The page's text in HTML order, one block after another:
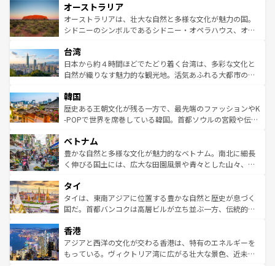
部のニューオーリンズでは、音楽と美食が融合した独特の
文化が魅力。旅行者はアメリカの各地域で異なる魅力を楽
しみながら、その多様性と豊かな歴史を感じることができ
ならではの贅沢な旅のスタイルだ。 なお、新着のアメリカ
情報はコンテンツ一覧を参照してほしい。
ワイ島は見逃せない。また、定番の観光地といえばオアフ
島だが、静かな自然を求めるならマウイ島やカウアイ島が
おすすめ。エメラルドグリーンに輝く海をはじめ、豊かな
れるおもてなしの心で訪れる人々を迎えてくれるハワイの
人々、おいしいローカルフードやハワイアンミュージッ
ク、伝統的なフラダンスなど、すべてがハワイの魅力を彩
ワイを、存分に味わってほしい。 なお、新着のハワイ情報
はコンテンツ一覧を参照してほしい。
オーストラリア
オーストラリアは、壮大な自然と多様な文化が魅力の国。
シドニーのシンボルであるシドニー・オペラハウス、オー
リアリーフや大陸中央部にそびえるウルル（エアーズロッ
ク）、タスマニアの美しい原生林やケアンズの熱帯雨林な
ど、見どころがたくさん。また、カフェやワイン、オージ
いる。アクティビティも充実しており、サーフィンやダイ
ビング、ハイキングなど、アウトドア好きにはたまらな
い。オーストラリアの多彩な魅力を存分に味わいつくそ
参照してほしい。
台湾
日本から約４時間ほどでたどり着く台湾は、多彩な文化と
自然が織りなす魅力的な観光地。活気あふれる大都市の台
ン）、静ひつな山岳地帯である台湾東部など、都市の喧騒
と山間の静けさが共存しており、訪れる人に新しい発見と
驚きをもたらしてくれる。また、奥深い台湾の食文化も魅
容にもいいと評判のスイーツなど、バラエティ豊かな料理
が味わえる。 なお、新着の台湾情報は コンテンツ一覧を参
照してほしい。
韓国
歴史ある王朝文化が残る一方で、最先端のファッションやK
-POPで世界を席巻している韓国。首都ソウルの宮殿や伝統
き、地方に足を延ばせば四季折々の自然美を楽しむことが
できる。そして、キムチや焼肉、絶品のストリートフード
まで、さまざまな韓国料理が待っている。夜には、韓国な
リティに包まれながら、韓国の多彩な魅力を心ゆくまで味
わってみてほしい。 なお、新着の韓国情報はコンテンツ一
覧を参照してほしい。
ベトナム
豊かな自然と多様な文化が魅力的なベトナム。南北に細長
く伸びる国土には、広大な田園風景や青々とした山々、世
急速な発展と共に伝統が息づく。ハノイの古い町並みやホ
ーチミン市のフランス統治時代の建物も、独特の雰囲気を
醸し出している。また、バラエティの豊かさとおいしさで
とつ。フォーやバインミー、ベトナムコーヒーなどは、ぜ
ひ現地で味わいたい。どの地域を訪れてもあたたかい人々
が旅行者を迎えてくれるので、きっと忘れられない旅にな
タイ
タイは、東南アジアに位置する豊かな自然と歴史が息づく
国だ。首都バンコクは高層ビルが立ち並ぶ一方、伝統的な
の活気が交差している。北部ではチェンマイなどの山岳地
帯で自然と触れ合い、南部ではプーケットやクラビの美し
いビーチでリゾート気分を楽しむことができる。タイ料理
香港
アジアと西洋の文化が交わる香港は、特有のエネルギーを
もっている。ヴィクトリア湾に広がる壮大な景色、近未来